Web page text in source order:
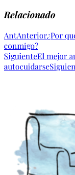
Relacionado
AntAnterior¿Por
conmigo?
SiguienteEl mejor
autocuidarse